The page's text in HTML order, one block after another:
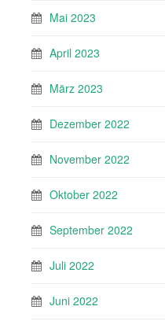
Mai 2023
April 2023
März 2023
Dezember 2022
November 2022
Oktober 2022
September 2022
Juli 2022
Juni 2022